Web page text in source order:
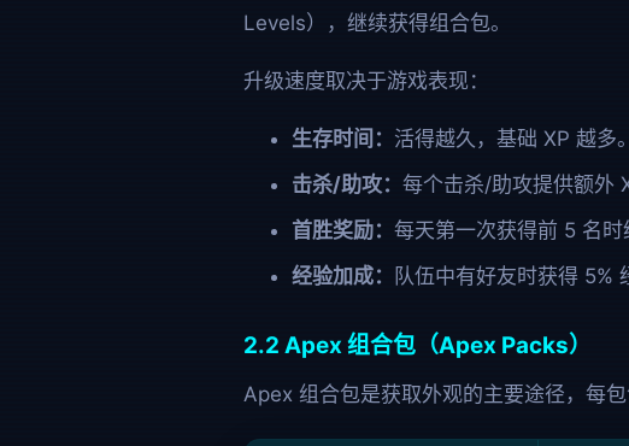
Levels），继续获得组合包。
升级速度取决于游戏表现：
生存时间： 活得越久，基础 XP 越多
击杀/助攻： 每个击杀/助攻提供额外
首胜奖励： 每天第一次获得前 5 名时
经验加成：
队伍中有好友时获得 5%
2.2 Apex 组合包（Apex Packs）
Apex 组合包是获取外观的主要途径，每